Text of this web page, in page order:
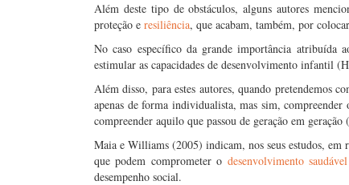
Além deste tipo de obstáculos, alguns autores
proteção e resiliência, que acabam, também, por
No caso específico da grande importância atribuída
estimular as capacidades de desenvolvimento infantil
Além disso, para estes autores, quando pretendemos
apenas de forma individualista, mas sim,
compreender aquilo que passou de geração em
Maia e Williams (2005) indicam, nos seus estudos, em
que podem comprometer o desenvolvimento saudável
desempenho social.